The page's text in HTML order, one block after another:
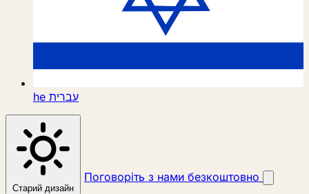
he עברית
Старий дизайн
Поговоріть з нами безкоштовно